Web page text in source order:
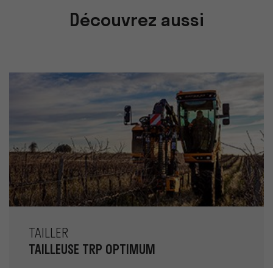
Découvrez aussi
TAILLER
TAILLEUSE TRP OPTIMUM